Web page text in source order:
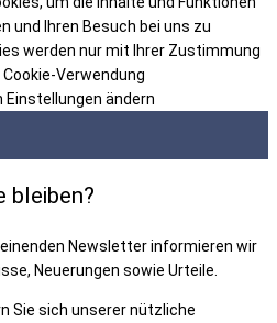
und Ihren Besuch bei uns zu
werden nur mit Ihrer Zustimmung
Verwendung
Einstellungen ändern
bleiben?
Newsletter informieren wir
Neuerungen sowie Urteile.
Sie sich unserer nützliche